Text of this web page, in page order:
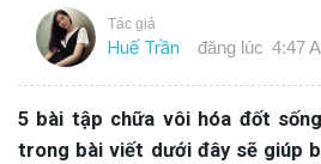
Tác giả
Huế Trần đăng lúc 4:47
5 bài tập chữa vôi hóa đốt
trong bài viết dưới đây sẽ giúp